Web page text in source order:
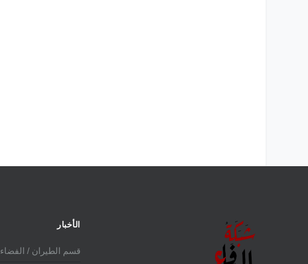
الأخبار
قسم الطيران / الفضاء